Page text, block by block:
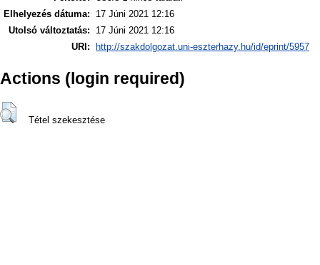
Elhelyezés dátuma:
17 Júni 2021 12:16
Utolsó változtatás:
17 Júni 2021 12:16
URI:
http://szakdolgozat.uni-eszterhazy.hu/id/eprint/5957
Actions (login required)
Tétel szekesztése